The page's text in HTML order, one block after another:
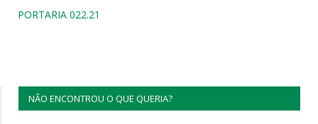
PORTARIA 022.21
NÃO ENCONTROU O QUE QUERIA?